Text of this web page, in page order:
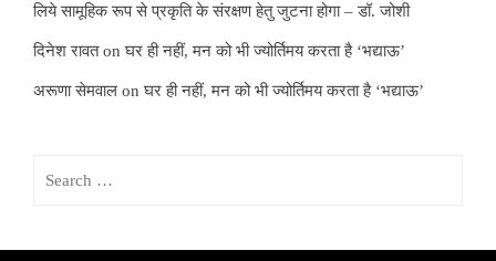
लिये सामूहिक रूप से प्रकृति के संरक्षण हेतु जुटना होगा – डॉ. जोशी
दिनेश रावतonघर ही नहीं, मन को भी ज्योर्तिमय करता है ‘भद्याऊ’
अरूणा सेमवाल onघर ही नहीं, मन को भी ज्योर्तिमय करता है ‘भद्याऊ’